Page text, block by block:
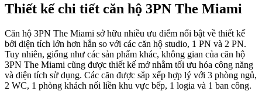
Thiết kế chi tiết căn hộ 3PN The Miami
Căn hộ 3PN The Miami sở hữu nhiều ưu điểm nổi bật về thiết kế
bởi diện tích lớn hơn hẳn so với các căn hộ studio, 1 PN và 2 PN.
Tuy nhiên, giống như các sản phẩm khác, không gian của căn hộ
3PN The Miami cũng được thiết kế mở nhằm tối ưu hóa công năng
và diện tích sử dụng. Các căn được sắp xếp hợp lý với 3 phòng ngủ,
2 WC, 1 phòng khách nối liền khu vực bếp, 1 logia và 1 ban công.